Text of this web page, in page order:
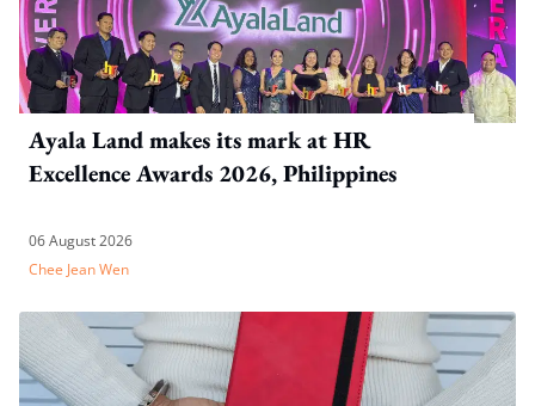
Ayala Land makes its mark at HR
Excellence Awards 2026, Philippines
06 August 2026
Chee Jean Wen